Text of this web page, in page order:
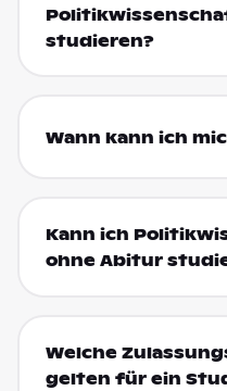
studieren?
Wann kann ich
Kann ich
ohne Abitur
Welche
gelten für ein